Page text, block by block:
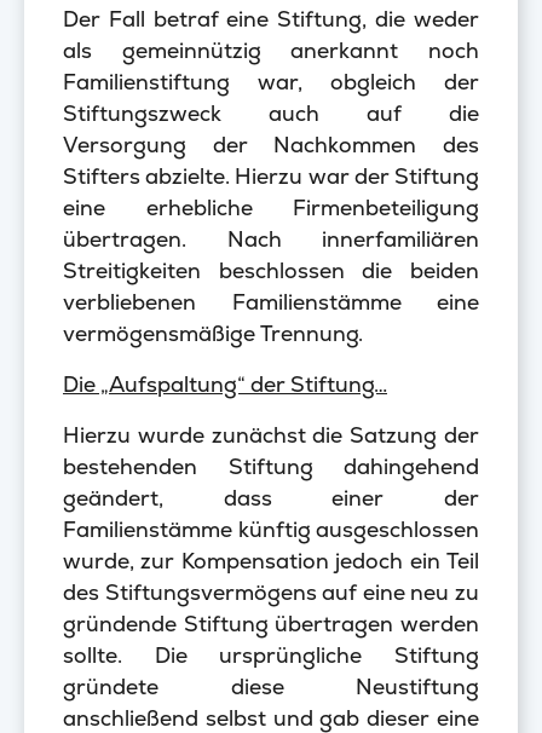
Der Fall betraf eine Stiftung, die weder
als gemeinnützig anerkannt noch
Familienstiftung war, obgleich der
Stiftungszweck auch auf die
Versorgung der Nachkommen des
Stifters abzielte. Hierzu war der Stiftung
eine erhebliche Firmenbeteiligung
übertragen. Nach innerfamiliären
Streitigkeiten beschlossen die beiden
verbliebenen Familienstämme eine
vermögensmäßige Trennung.
Die „Aufspaltung“ der Stiftung…
Hierzu wurde zunächst die Satzung der
bestehenden Stiftung dahingehend
geändert, dass einer der
Familienstämme künftig ausgeschlossen
wurde, zur Kompensation jedoch ein Teil
des Stiftungsvermögens auf eine neu zu
gründende Stiftung übertragen werden
sollte. Die ursprüngliche Stiftung
gründete diese Neustiftung
anschließend selbst und gab dieser eine